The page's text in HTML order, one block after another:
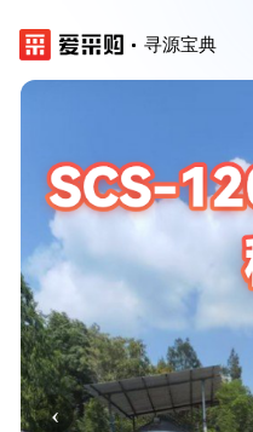
寻源宝典
‹